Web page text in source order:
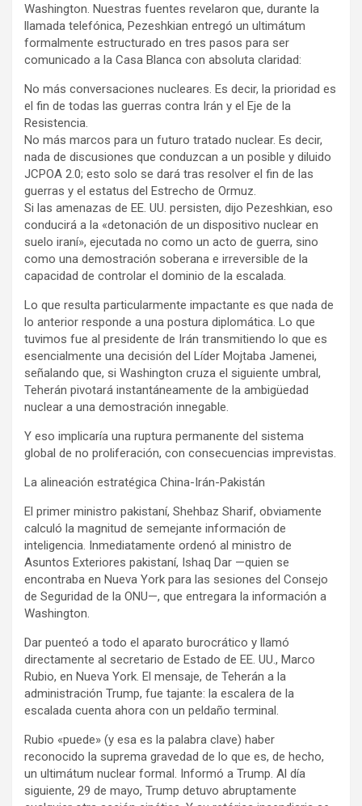
Washington. Nuestras fuentes revelaron que, durante la
llamada telefónica, Pezeshkian entregó un ultimátum
formalmente estructurado en tres pasos para ser
comunicado a la Casa Blanca con absoluta claridad:
No más conversaciones nucleares. Es decir, la prioridad es
el fin de todas las guerras contra Irán y el Eje de la
Resistencia.
No más marcos para un futuro tratado nuclear. Es decir,
nada de discusiones que conduzcan a un posible y diluido
JCPOA 2.0; esto solo se dará tras resolver el fin de las
guerras y el estatus del Estrecho de Ormuz.
Si las amenazas de EE. UU. persisten, dijo Pezeshkian, eso
conducirá a la «detonación de un dispositivo nuclear en
suelo iraní», ejecutada no como un acto de guerra, sino
como una demostración soberana e irreversible de la
capacidad de controlar el dominio de la escalada.
Lo que resulta particularmente impactante es que nada de
lo anterior responde a una postura diplomática. Lo que
tuvimos fue al presidente de Irán transmitiendo lo que es
esencialmente una decisión del Líder Mojtaba Jamenei,
señalando que, si Washington cruza el siguiente umbral,
Teherán pivotará instantáneamente de la ambigüedad
nuclear a una demostración innegable.
Y eso implicaría una ruptura permanente del sistema
global de no proliferación, con consecuencias imprevistas.
La alineación estratégica China-Irán-Pakistán
El primer ministro pakistaní, Shehbaz Sharif, obviamente
calculó la magnitud de semejante información de
inteligencia. Inmediatamente ordenó al ministro de
Asuntos Exteriores pakistaní, Ishaq Dar —quien se
encontraba en Nueva York para las sesiones del Consejo
de Seguridad de la ONU—, que entregara la información a
Washington.
Dar puenteó a todo el aparato burocrático y llamó
directamente al secretario de Estado de EE. UU., Marco
Rubio, en Nueva York. El mensaje, de Teherán a la
administración Trump, fue tajante: la escalera de la
escalada cuenta ahora con un peldaño terminal.
Rubio «puede» (y esa es la palabra clave) haber
reconocido la suprema gravedad de lo que es, de hecho,
un ultimátum nuclear formal. Informó a Trump. Al día
siguiente, 29 de mayo, Trump detuvo abruptamente